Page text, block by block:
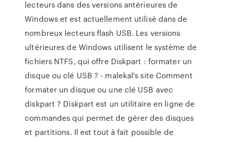
lecteurs dans des versions antérieures de
Windows et est actuellement utilisé dans de
nombreux lecteurs flash USB. Les versions
ultérieures de Windows utilisent le système de
fichiers NTFS, qui offre Diskpart : formater un
disque ou clé USB ? - malekal's site Comment
formater un disque ou une clé USB avec
diskpart ? Diskpart est un utilitaire en ligne de
commandes qui permet de gérer des disques
et partitions. Il est tout à fait possible de